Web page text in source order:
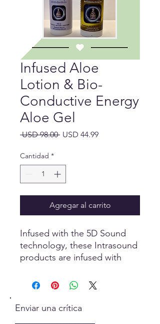
Infused Aloe
Lotion & Bio-
Conductive Energy
Aloe Gel
USD 98.00 Precio
USD 44.99Precio
Cantidad *
Agregar al carrito
Infused with the 5D Sound
technology, these Intrasound
products are infused with
waves, designed to assist the
planetary rise or change in
Enviar una crítica